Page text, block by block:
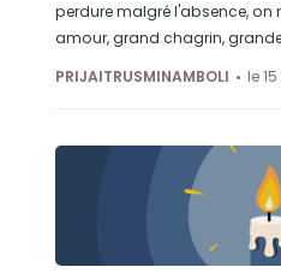
perdure malgré l'absence, on
amour, grand chagrin,
PRIJAITRUSMINAMBOLI
le